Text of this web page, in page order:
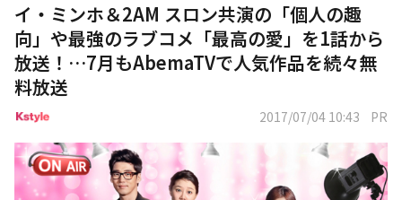
イ・ミンホ＆2AM スロン共演の「個人の趣
向」や最強のラブコメ「最高の愛」を1話から
放送！…7月もAbemaTVで人気作品を続々無
料放送
2017/07/04 10:43 PR